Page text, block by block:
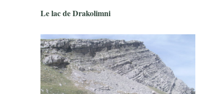
Le lac de Drakolimni